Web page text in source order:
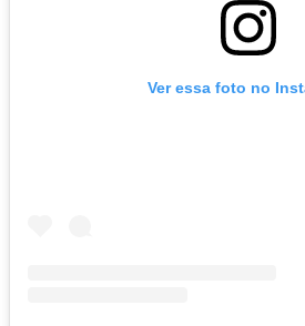
Ver essa foto no